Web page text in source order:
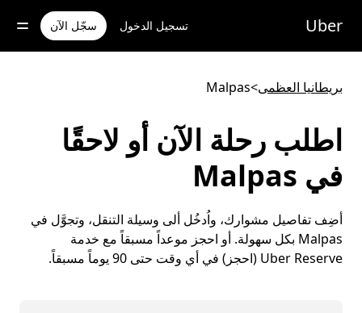
للوصول
المحتوى
Uber تسجيل الدخول سجّل الآن
بريطانيا العظمى>
Malpas
اطلب رحلة الآن أو لاحقًا
في Malpas
أضِف تفاصيل مشوارك، واُدخُل ألى وسيلة التنقل، وتجوَّل في
Malpas بكل سهولة. أو احجز موعداً مسبقاً مع خدمة
Uber Reserve (احجز) في أي وقت حتى 90 يوماً مسبقاً.